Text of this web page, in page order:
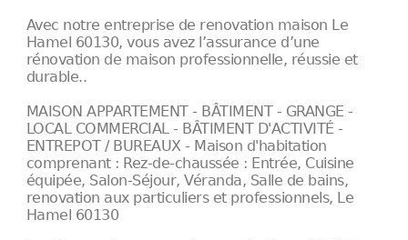
Avec notre entreprise de renovation maison Le
Hamel 60130, vous avez l’assurance d’une
rénovation de maison professionnelle, réussie et
durable..
MAISON APPARTEMENT - BÂTIMENT - GRANGE -
LOCAL COMMERCIAL - BÂTIMENT D'ACTIVITÉ -
ENTREPOT / BUREAUX - Maison d'habitation
comprenant : Rez-de-chaussée : Entrée, Cuisine
équipée, Salon-Séjour, Véranda, Salle de bains,
renovation aux particuliers et professionnels, Le
Hamel 60130